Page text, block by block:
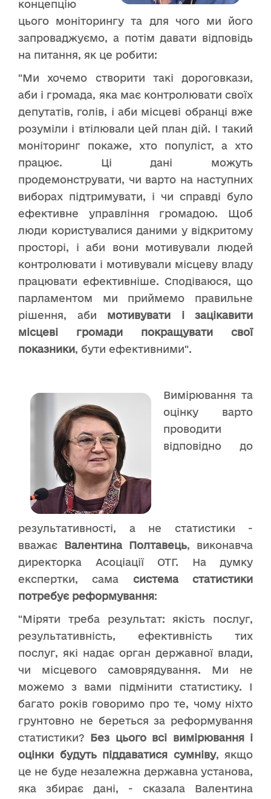
концепцію
цього моніторингу та для чого ми його
запроваджуємо, а потім давати відповідь
на питання, як це робити:
"Ми хочемо створити такі дороговкази,
аби і громада, яка має контролювати своїх
депутатів, голів, і аби місцеві обранці вже
розуміли і втілювали цей план дій. І такий
моніторинг покаже, хто популіст, а хто
працює. Ці дані можуть
продемонструвати, чи варто на наступних
виборах підтримувати, і чи справді було
ефективне управління громадою. Щоб
люди користувалися даними у відкритому
просторі, і аби вони мотивували людей
контролювати і мотивували місцеву владу
працювати ефективніше. Сподіваюся, що
парламентом ми приймемо правильне
рішення, аби мотивувати і зацікавити
місцеві громади покращувати свої
показники, бути ефективними".
Вимірювання та
оцінку варто
проводити
відповідно до
результативності, а не статистики -
вважає
Валентина Полтавець, виконавча
директорка Асоціації ОТГ. На думку
експертки, сама система статистики
потребує реформування:
"Міряти треба результат: якість послуг,
результативність, ефективність тих
послуг, які надає орган державної влади,
чи місцевого самоврядування. Ми не
можемо з вами підмінити статистику. І
багато років говоримо про те, чому ніхто
грунтовно не береться за реформування
статистики? Без цього всі вимірювання і
оцінки будуть піддаватися сумніву, якщо
це не буде незалежна державна установа,
яка збирає дані, - сказала Валентина